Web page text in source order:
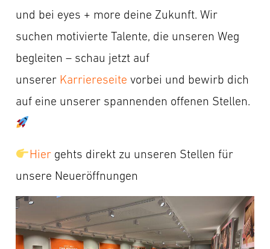
und bei eyes + more deine Zukunft. Wir
suchen motivierte Talente, die unseren Weg
begleiten – schau jetzt auf
unserer Karriereseite vorbei und bewirb dich
auf eine unserer spannenden offenen Stellen.
Hiergehts direkt zu unseren Stellen für
unsere Neueröffnungen